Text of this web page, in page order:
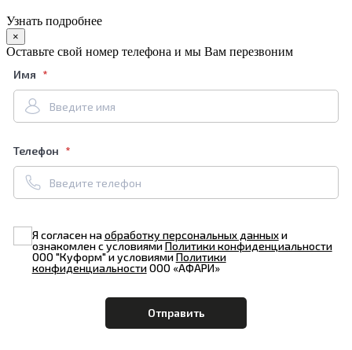
Узнать подробнее
×
Оставьте свой номер телефона и мы Вам перезвоним
Имя
Телефон
Я согласен наобработку персональных данныхи
ознакомлен с условиямиПолитики конфиденциальности
ООО "Куформ" и условиямиПолитики
конфиденциальностиООО «АФАРИ»